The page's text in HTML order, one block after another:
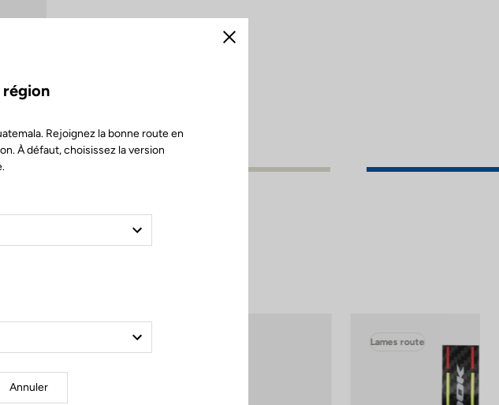
Lames route
Fermer
région
Rejoignez la bonne route en
À défaut, choisissez la version
Annuler